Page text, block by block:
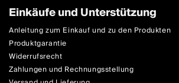
Einkäufe und Unterstützung
Anleitung zum Einkauf und zu den Produkten
Produktgarantie
Widerrufsrecht
Zahlungen und Rechnungsstellung